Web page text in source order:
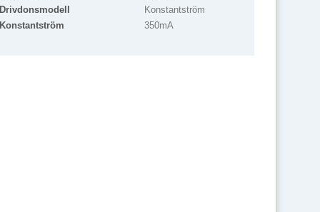
Drivdonsmodell
Konstantström
Konstantström
350mA